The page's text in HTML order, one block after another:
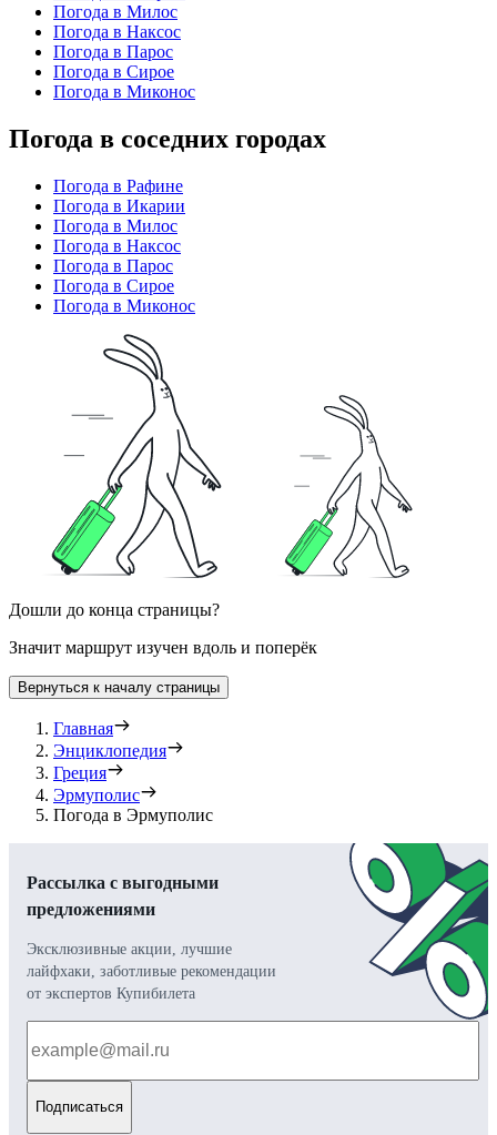
Погода в Милос
Погода в Наксос
Погода в Парос
Погода в Сирое
Погода в Миконос
Погода в соседних городах
Погода в Рафине
Погода в Икарии
Погода в Милос
Погода в Наксос
Погода в Парос
Погода в Сирое
Погода в Миконос
Дошли до конца страницы?
Значит маршрут изучен вдоль и поперёк
Вернуться к началу страницы
Главная
Энциклопедия
Греция
Эрмуполис
Погода в Эрмуполис
Рассылка с выгодными
предложениями
Эксклюзивные акции, лучшие
лайфхаки, заботливые рекомендации
от экспертов Купибилета
Подписаться